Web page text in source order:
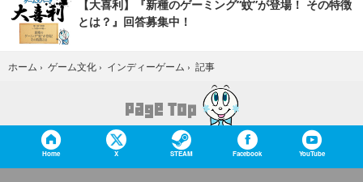
【大喜利】『新種のゲーミング“蚊”が登場！ その特徴
とは？』回答募集中！
ホーム › ゲーム文化 › インディーゲーム › 記事
Home X STEAM Facebook YouTube